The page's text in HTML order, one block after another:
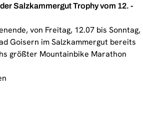
Salzkammergut Trophy vom 12. -
von Freitag, 12.07 bis Sonntag,
Goisern im Salzkammergut bereits
größter Mountainbike Marathon